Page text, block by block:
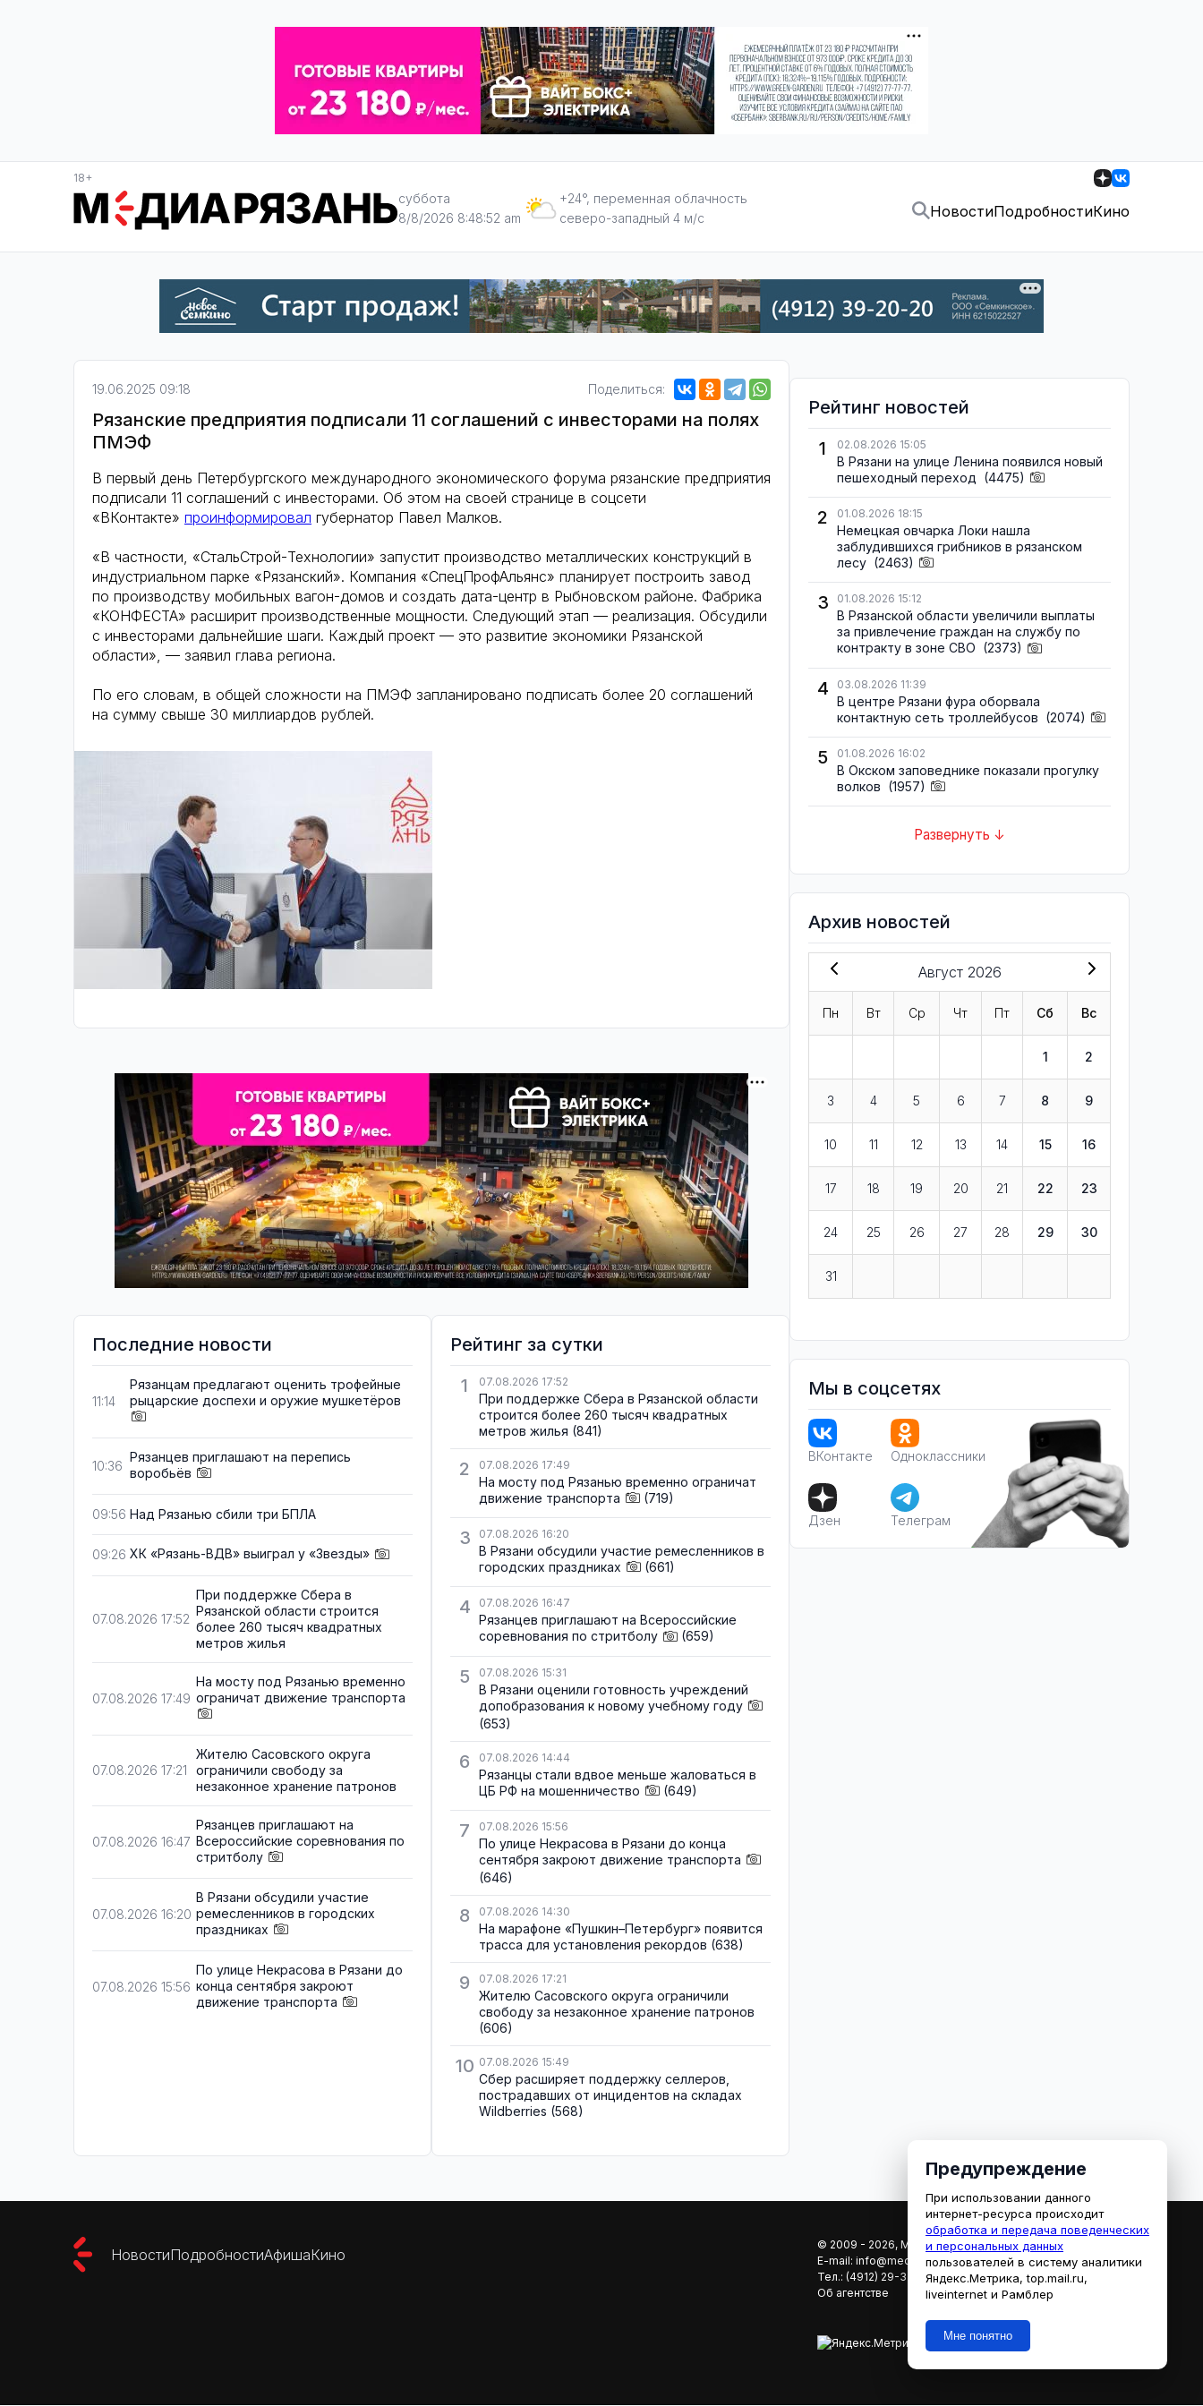
18+
суббота
8/8/2026 8:48:53 am
+24°, переменная облачность
северо-западный 4 м/с
НовостиПодробностиКино
19.06.2025 09:18 Поделиться:
Рязанские предприятия подписали 11 соглашений с инвесторами на полях
ПМЭФ
В первый день Петербургского международного экономического форума рязанские предприятия
подписали 11 соглашений с инвесторами. Об этом на своей странице в соцсети
«ВКонтакте» проинформировал губернатор Павел Малков.
«В частности, «СтальСтрой-Технологии» запустит производство металлических конструкций в
индустриальном парке «Рязанский». Компания «СпецПрофАльянс» планирует построить завод
по производству мобильных вагон-домов и создать дата-центр в Рыбновском районе. Фабрика
«КОНФЕСТА» расширит производственные мощности. Следующий этап — реализация. Обсудили
с инвесторами дальнейшие шаги. Каждый проект — это развитие экономики Рязанской
области», — заявил глава региона.
По его словам, в общей сложности на ПМЭФ запланировано подписать более 20 соглашений
на сумму свыше 30 миллиардов рублей.
Последние новости
11:14
Рязанцам предлагают оценить трофейные
рыцарские доспехи и оружие мушкетёров
10:36
Рязанцев приглашают на перепись
воробьёв
09:56 Над Рязанью сбили три БПЛА
09:26 ХК «Рязань-ВДВ» выиграл у «Звезды»
07.08.2026 17:52
При поддержке Сбера в
Рязанской области строится
более 260 тысяч квадратных
метров жилья
07.08.2026 17:49
На мосту под Рязанью временно
ограничат движение транспорта
07.08.2026 17:21
Жителю Сасовского округа
ограничили свободу за
незаконное хранение патронов
07.08.2026 16:47
Рязанцев приглашают на
Всероссийские соревнования по
стритболу
07.08.2026 16:20
В Рязани обсудили участие
ремесленников в городских
праздниках
07.08.2026 15:56
По улице Некрасова в Рязани до
конца сентября закроют
движение транспорта
Рейтинг за сутки
1
07.08.2026 17:52
При поддержке Сбера в Рязанской области
строится более 260 тысяч квадратных
метров жилья (841)
2 07.08.2026 17:49
На мосту под Рязанью временно ограничат
движение транспорта
(719)
3 07.08.2026 16:20
В Рязани обсудили участие ремесленников в
городских праздниках
(661)
4 07.08.2026 16:47
Рязанцев приглашают на Всероссийские
соревнования по стритболу
(659)
5 07.08.2026 15:31
В Рязани оценили готовность учреждений
допобразования к новому учебному году
(653)
6 07.08.2026 14:44
Рязанцы стали вдвое меньше жаловаться в
ЦБ РФ на мошенничество
(649)
7 07.08.2026 15:56
По улице Некрасова в Рязани до конца
сентября закроют движение транспорта
(646)
8 07.08.2026 14:30
На марафоне «Пушкин–Петербург» появится
трасса для установления рекордов (638)
9 07.08.2026 17:21
Жителю Сасовского округа ограничили
свободу за незаконное хранение патронов
(606)
10 07.08.2026 15:49
Сбер расширяет поддержку селлеров,
пострадавших от инцидентов на складах
Wildberries (568)
Рейтинг новостей
1
02.08.2026 15:05
В Рязани на улице Ленина появился новый
пешеходный переход (4475)
2 01.08.2026 18:15
Немецкая овчарка Локи нашла
заблудившихся грибников в рязанском
лесу (2463)
3 01.08.2026 15:12
В Рязанской области увеличили выплаты
за привлечение граждан на службу по
контракту в зоне СВО (2373)
4 03.08.2026 11:39
В центре Рязани фура оборвала
контактную сеть троллейбусов (2074)
5 01.08.2026 16:02
В Окском заповеднике показали прогулку
волков (1957)
Развернуть ↓
Архив новостей
Август 2026
Пн Вт Ср Чт Пт Сб Вс
1 2
3 4 5 6 7 8 9
10 11 12 13 14 15 16
17 18 19 20 21 22 23
24 25 26 27 28 29 30
31
Мы в соцсетях
ВКонтакте Одноклассники
Дзен Телеграм
НовостиПодробностиАфишаКино
© 2009 - 2026, МЕДИАРЯЗАНЬ
E-mail: info@mediaryazan.ru,reklama@mediaryazan.ru
Тел.: (4912) 29-33-66
Об агентстве
Предупреждение
При использовании данного
интернет-ресурса происходит
обработка и передача поведенческих
и персональных данных
пользователей в систему аналитики
Яндекс.Метрика, top.mail.ru,
liveinternet и Рамблер
Мне понятно